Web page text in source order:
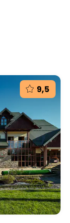
9,5